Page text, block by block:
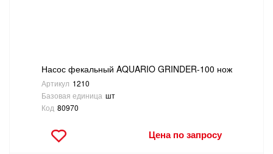
СНЕГОУБОРОЧНЫЙ ИНВЕНТАРЬ
СТРЕМЯНКИ,ЛЕСТНИЦЫ
СТРОИТЕЛЬНЫЕ И ОТДЕЛОЧНЫЕ МАТЕРИАЛЫ
Насос фекальный AQUARIO GRINDER-100 нож
Артикул 1210
Базовая единица шт
Код 80970
Цена по запросу